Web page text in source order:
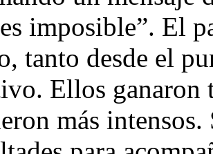
imposible”. El
tanto desde el
Ellos ganaron
más